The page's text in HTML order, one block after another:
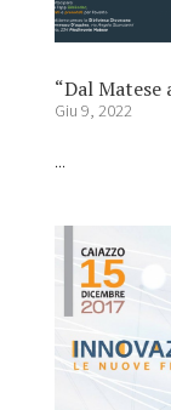
“Dal
Giu 9, 2022
...